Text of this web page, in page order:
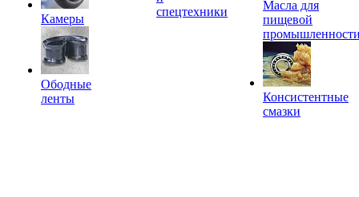
Камеры
Ободные
ленты
спецтехники
Масла для
пищевой
Консистентные
смазки